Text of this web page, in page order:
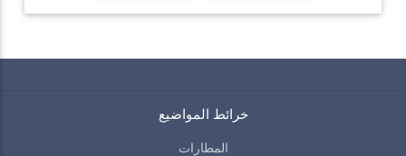
خرائط المواضيع
المطارات